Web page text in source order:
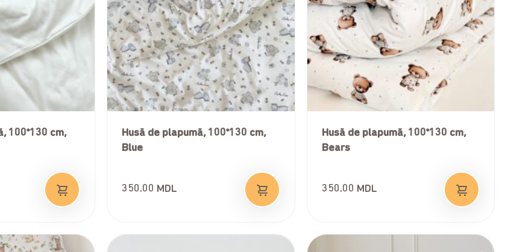
100*130 cm,
Husă de plapumă, 100*130 cm,
Blue
350.00 MDL
Husă de plapumă, 100*130 cm,
Bears
350.00 MDL